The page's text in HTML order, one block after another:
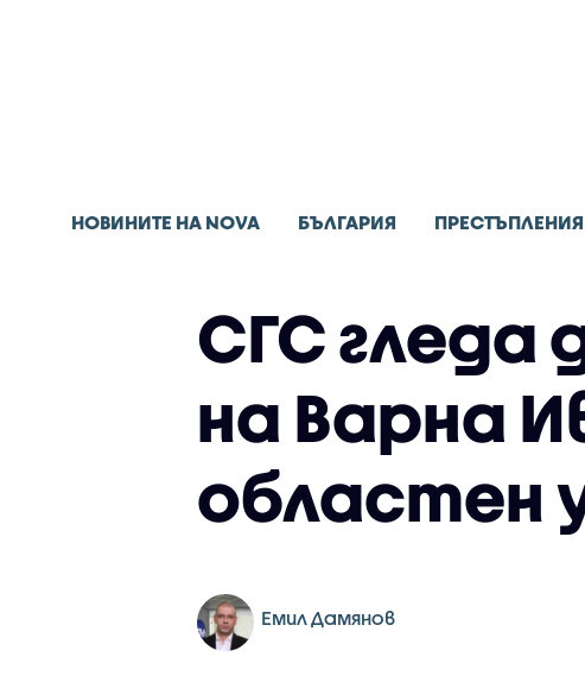
НОВИНИТЕ НА NOVA БЪЛГАРИЯ ПРЕСТЪПЛЕНИЯ
СГС гледа
на Варна
областен
Емил Дамянов